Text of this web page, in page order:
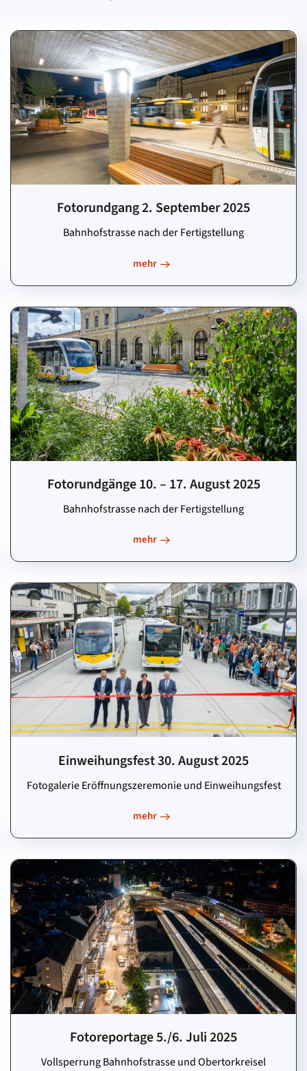
Fotorundgang 2. September 2025
Bahnhofstrasse nach der Fertigstellung
mehr
Fotorundgänge 10. – 17. August 2025
Bahnhofstrasse nach der Fertigstellung
mehr
Einweihungsfest 30. August 2025
Fotogalerie Eröffnungszeremonie und Einweihungsfest
mehr
Fotoreportage 5./6. Juli 2025
Vollsperrung Bahnhofstrasse und Obertorkreisel